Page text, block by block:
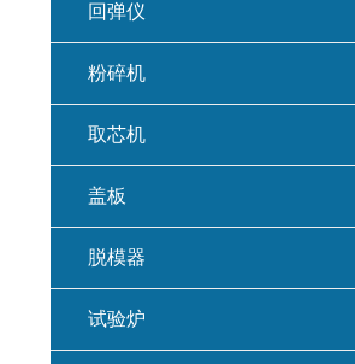
回弹仪
粉碎机
取芯机
盖板
脱模器
试验炉